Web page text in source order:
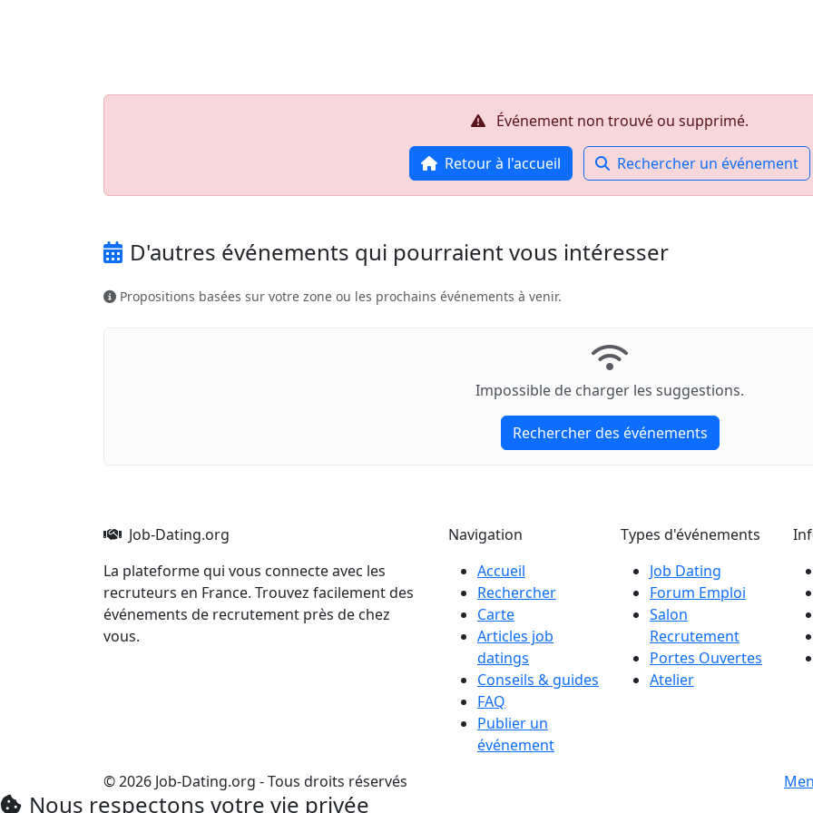
Événement non trouvé ou supprimé.
Retour à l'accueil Rechercher un événement
D'autres événements qui pourraient vous intéresser
Propositions basées sur votre zone ou les prochains événements à venir.
Impossible de charger les suggestions.
Rechercher des événements
Job-Dating.org
La plateforme qui vous connecte avec les
recruteurs en France. Trouvez facilement des
événements de recrutement près de chez
vous.
Navigation
Accueil
Rechercher
Carte
Articles job
datings
Conseils & guides
FAQ
Publier un
événement
Types d'événements
Job Dating
Forum Emploi
Salon
Recrutement
Portes Ouvertes
Atelier
© 2026 Job-Dating.org - Tous droits réservés
Nous respectons votre vie privée